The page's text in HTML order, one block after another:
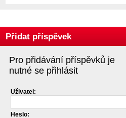
Přidat příspěvek
Pro přidávání příspěvků je
nutné se přihlásit
Uživatel:
Heslo: